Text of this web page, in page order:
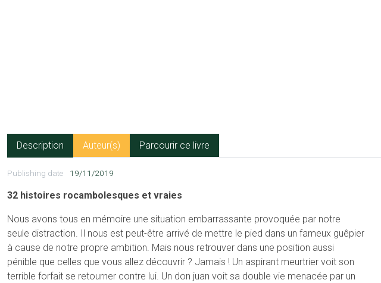
Description Auteur(s) Parcourir ce livre
Publishing date 19/11/2019
32 histoires rocambolesques et vraies
Nous avons tous en mémoire une situation embarrassante provoquée par notre
seule distraction. Il nous est peut-être arrivé de mettre le pied dans un fameux guêpier
à cause de notre propre ambition. Mais nous retrouver dans une position aussi
pénible que celles que vous allez découvrir ? Jamais ! Un aspirant meurtrier voit son
terrible forfait se retourner contre lui. Un don juan voit sa double vie menacée par un